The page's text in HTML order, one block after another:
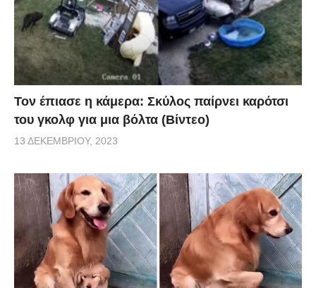
Τον έπιασε η κάμερα: Σκύλος παίρνει καρότσι
του γκολφ για μια βόλτα (Βίντεο)
13 ΔΕΚΕΜΒΡΊΟΥ, 2023